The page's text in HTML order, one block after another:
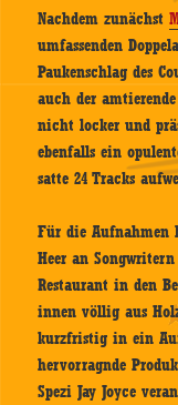
Nachdem zunächst
umfassenden
Paukenschlag des
auch der
nicht locker und
ebenfalls ein
satte 24 Tracks
Für die Aufnahmen
Heer an
Restaurant in den
innen völlig aus
kurzfristig in ein
hervorragnde
Spezi Jay Joyce